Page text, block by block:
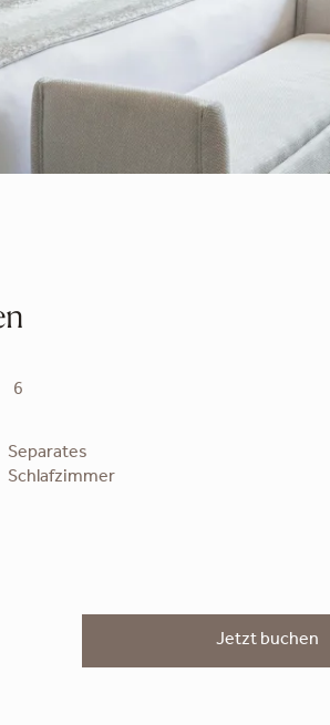
6
Separates
Schlafzimmer
Jetzt buchen